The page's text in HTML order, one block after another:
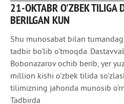
777 0
21-OKTABR O'ZBEK TILIGA
BERILGAN KUN
Shu munosabat bilan
tadbir bo'lib o'tmoqda.
Bobonazarov ochib berib, yer
million kishi o'zbek tilida
tilimizning jahonda munosib
Tadbirda